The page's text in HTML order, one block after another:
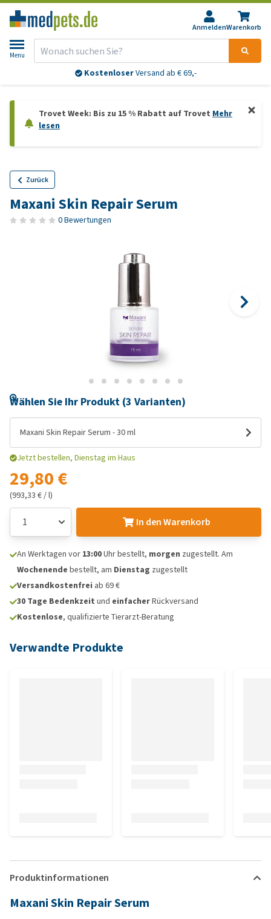
AnmeldenWarenkorb
Menu
KostenloserVersand ab € 69,-
Trovet Week: Bis zu 15 % Rabatt auf Trovet Mehr
lesen
Zurück
Maxani Skin Repair Serum
0 Bewertungen
Wählen Sie Ihr Produkt (3 Varianten)
Maxani Skin Repair Serum - 30 ml
Jetzt bestellen, Dienstag im Haus
29,80 €
(993,33 € / l)
In den Warenkorb
An Werktagen vor 13:00Uhr bestellt, morgen zugestellt. Am
Wochenende bestellt, am Dienstag zugestellt
Versandkostenfrei ab 69 €
30 Tage Bedenkzeit und einfacherRückversand
Kostenlose, qualifizierte Tierarzt-Beratung
Verwandte Produkte
Produktinformationen
Maxani Skin Repair Serum